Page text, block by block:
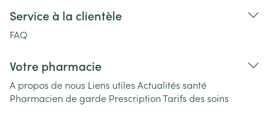
Service à la clientèle
FAQ
Votre pharmacie
A propos de nous Liens utiles Actualités santé
Pharmacien de garde PrescriptionTarifs des soins